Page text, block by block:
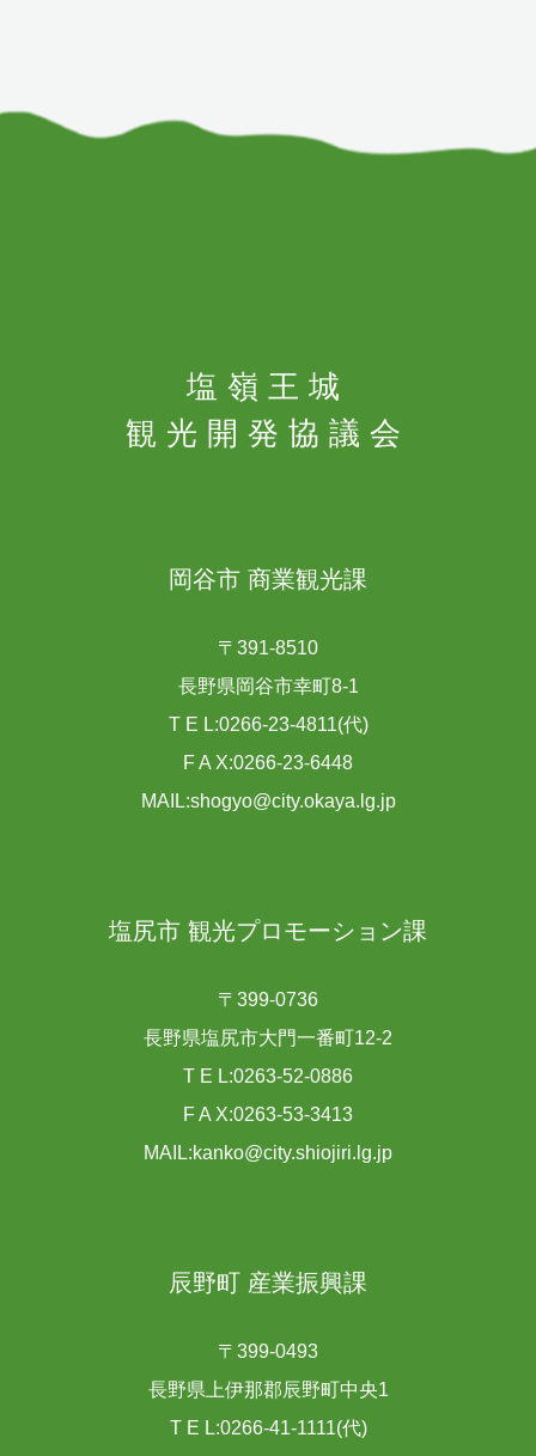
塩嶺王城
観光開発協議会
岡谷市 商業観光課
〒391-8510
長野県岡谷市幸町8-1
T E L:0266-23-4811(代)
F A X:0266-23-6448
MAIL:shogyo@city.okaya.lg.jp
塩尻市 観光プロモーション課
〒399-0736
長野県塩尻市大門一番町12-2
T E L:0263-52-0886
F A X:0263-53-3413
MAIL:kanko@city.shiojiri.lg.jp
辰野町 産業振興課
〒399-0493
長野県上伊那郡辰野町中央1
T E L:0266-41-1111(代)